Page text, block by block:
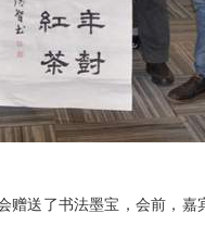
赠送了书法墨宝，会前，嘉